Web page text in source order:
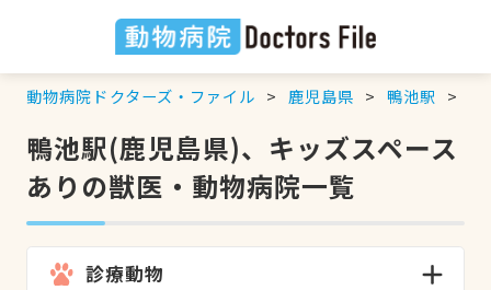
動物病院ドクターズ・ファイル 鹿児島県 鴨池駅
鴨池駅(鹿児島県)、キッズスペース
ありの獣医・動物病院一覧
診療動物